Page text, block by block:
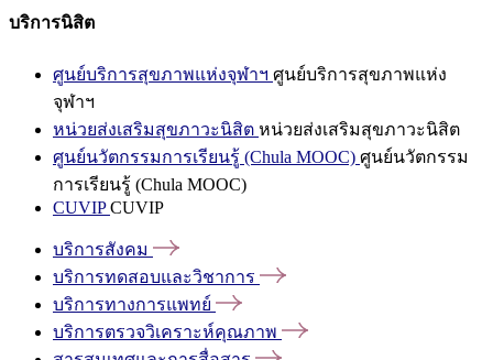
บริการนิสิต
ศูนย์บริการสุขภาพแห่งจุฬาฯ ศูนย์บริการสุขภาพแห่ง
จุฬาฯ
หน่วยส่งเสริมสุขภาวะนิสิต หน่วยส่งเสริมสุขภาวะนิสิต
ศูนย์นวัตกรรมการเรียนรู้ (Chula MOOC) ศูนย์นวัตกรรม
การเรียนรู้ (Chula MOOC)
CUVIPCUVIP
บริการสังคม
บริการทดสอบและวิชาการ
บริการทางการแพทย์
บริการตรวจวิเคราะห์คุณภาพ